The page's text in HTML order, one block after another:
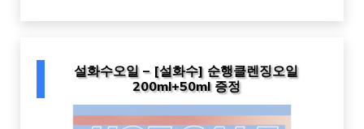
설화수오일 – [설화수] 순행클렌징오일
200ml+50ml 증정